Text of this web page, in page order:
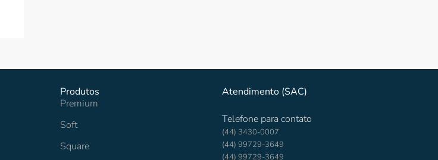
Produtos
Premium
Soft
Square
Atendimento (SAC)
Telefone para contato
(44) 3430-0007
(44) 99729-3649
(44) 99729-3649